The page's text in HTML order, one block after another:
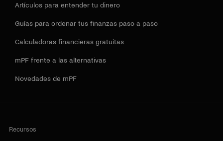
Artículos para entender tu dinero
Guías para ordenar tus finanzas paso a paso
Calculadoras financieras gratuitas
mPF frente a las alternativas
Novedades de mPF
Recursos